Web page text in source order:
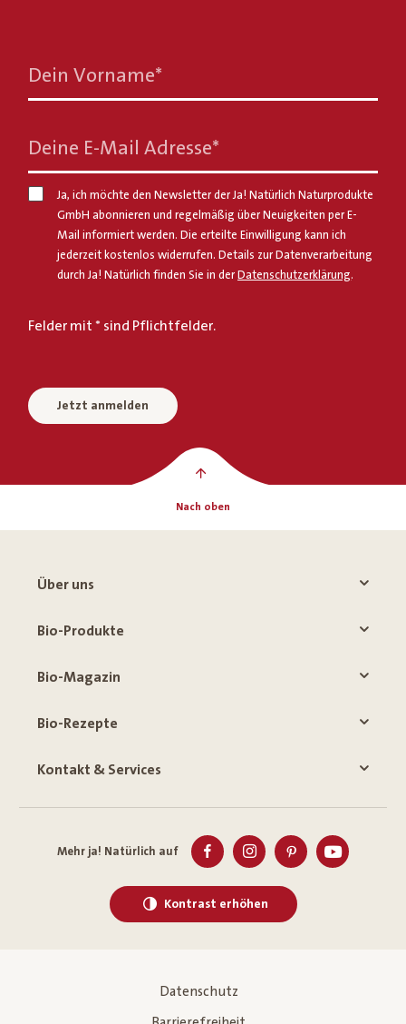
Dein Vorname*
Deine E-Mail Adresse*
Ja, ich möchte den Newsletter der Ja! Natürlich Naturprodukte
GmbH abonnieren und regelmäßig über Neuigkeiten per E-
Mail informiert werden. Die erteilte Einwilligung kann ich
jederzeit kostenlos widerrufen. Details zur Datenverarbeitung
durch Ja! Natürlich finden Sie in der Datenschutzerklärung.
Felder mit * sind Pflichtfelder.
Jetzt anmelden
Nach oben
Über uns
Bio-Produkte
Bio-Magazin
Bio-Rezepte
Kontakt & Services
Mehr ja! Natürlich auf
Kontrast erhöhen
Datenschutz